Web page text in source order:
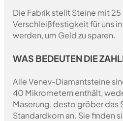
Die Fabrik stellt Steine mit
Verschleißfestigkeit für uns
werden, um Geld zu sparen.
WAS BEDEUTEN DIE
Alle Venev-Diamantsteine
40 Mikrometern enthält,
Maserung, desto gröber das
Standardkorn an. Sie finden